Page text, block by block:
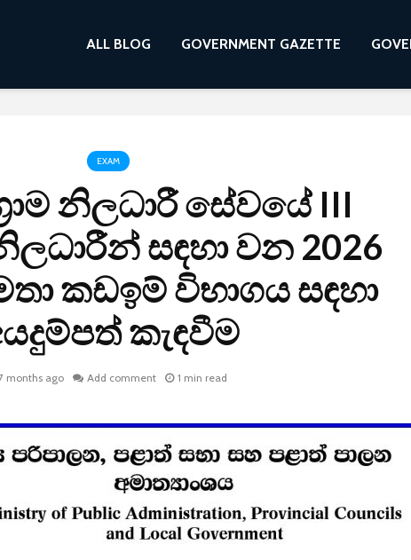
ALL BLOG GOVERNMENT GAZETTE
EXAM
නිලධාරී සේවයේ III
සඳහා වන 2026
කඩඉම් විභාගය සඳහා
කැඳවීම
months ago Add comment 1 min read
අධ්‍යයනය පිළිබඳ
ශාස්ත්‍රවේදී උපාධිය
කැදවීම
HelaPOS QR කේත
නිර්මාණ සේවාව
කරයි
ජාතික